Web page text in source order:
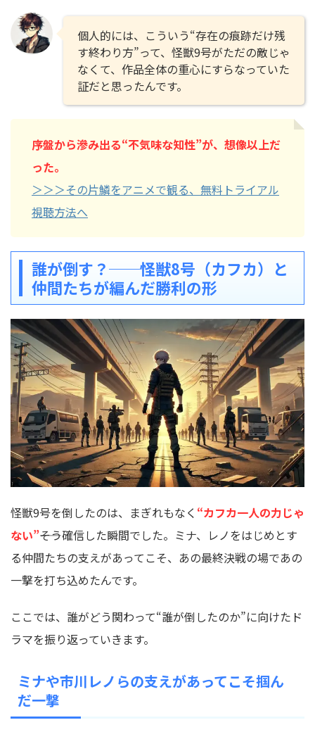
個人的には、こういう“存在の痕跡だけ残
す終わり方”って、怪獣9号がただの敵じゃ
なくて、作品全体の重心にすらなっていた
証だと思ったんです。
序盤から滲み出る“不気味な知性”が、想像以上だ
った。
＞＞＞その片鱗をアニメで観る、無料トライアル
視聴方法へ
誰が倒す？──怪獣8号（カフカ）と
仲間たちが編んだ勝利の形
怪獣9号を倒したのは、まぎれもなく “カフカ一人の力じゃ
ない”――そう確信した瞬間でした。ミナ、レノをはじめとす
る仲間たちの支えがあってこそ、あの最終決戦の場であの
一撃を打ち込めたんです。
ここでは、誰がどう関わって“誰が倒したのか”に向けたド
ラマを振り返っていきます。
ミナや市川レノらの支えがあってこそ掴ん
だ一撃